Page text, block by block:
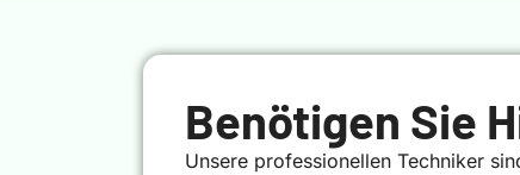
Benötigen Sie
Unsere professionellen Techniker